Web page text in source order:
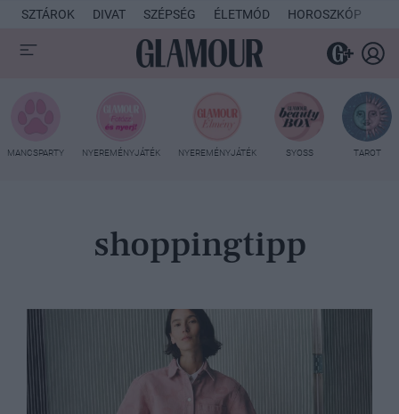
SZTÁROK DIVAT SZÉPSÉG ÉLETMÓD HOROSZKÓP
MANCSPARTY NYEREMÉNYJÁTÉK NYEREMÉNYJÁTÉK SYOSS TAROT
shoppingtipp